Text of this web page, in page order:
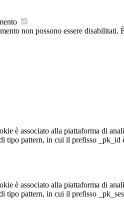
non possono essere
è associato alla piattaforma di
tipo pattern, in cui il prefisso
è associato alla piattaforma di
tipo pattern, in cui il prefisso